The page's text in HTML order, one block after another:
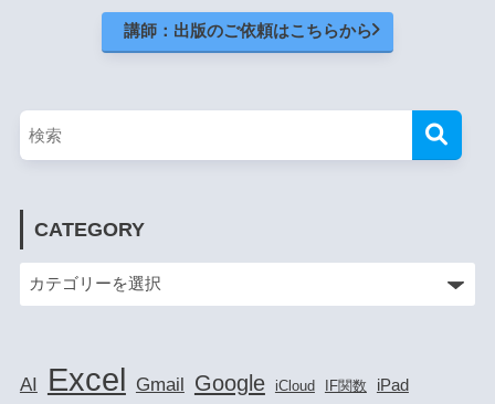
講師：出版のご依頼はこちらから
CATEGORY
AI Excel Gmail Google iCloud IF関数 iPad